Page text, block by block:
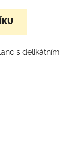
s delikátním